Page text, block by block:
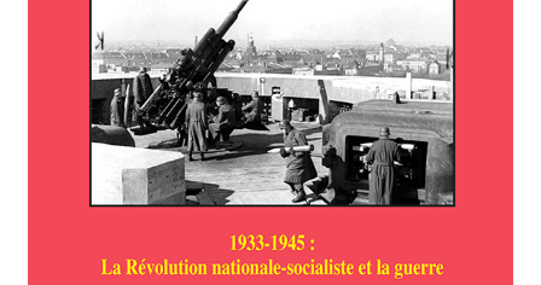
Livres de Philippe Randa
Login Customizer
Newsletter
Nous Contacter
Politique de confidentialité et cookies